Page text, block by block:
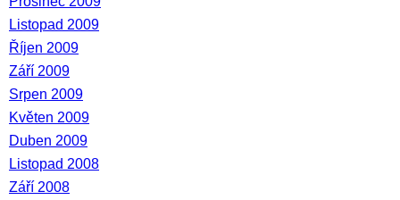
Listopad 2009
Říjen 2009
Září 2009
Srpen 2009
Květen 2009
Duben 2009
Listopad 2008
Září 2008